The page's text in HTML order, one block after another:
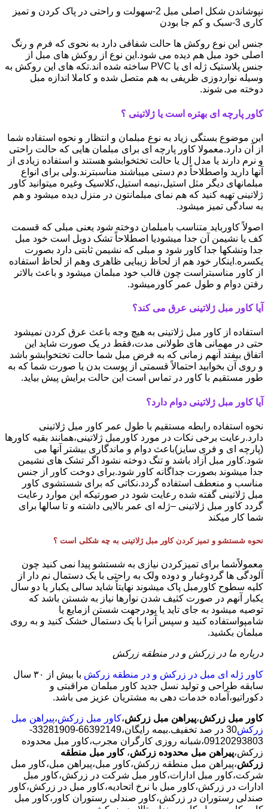
نپوشاندن شکل اصلی مبل 2-سهولت و راحتی در پاک کردن و تمیز
کاری 3-سبک و کم جا بودن
جنس این نوع روکش ها حالت شفافی دارد به نحوی که فرم و رنگ
اصلی خود مبل هم دیده می شود.این نوع از روکش های مبل از
جنس پلاستیک ژله ای یا PVC ساخته شده اند.تکه های این روکش به
وسیله نواردوزی ظریفی به هم متصل شده و کاملا اندازه مبل
دوخته می شوند.
کاور پارچه ای بهتره است یا ژلاتینی ؟
این موضوع بستگی زیاد به نوع مبلمان و انتظار و نحوه استفاده شما
از آن دارد.معمولا کاور پارچه ای برای مبلمان هایی که حالت راحتی
و نرم دارند یا مدل ال یا حالت تختخوابشو هستند و استفاده زیادی از
آنها دارید واصطلاحاً دم دستی میباشند مناسبترند.ولی برای انواع
مبلمانهای دیگر مثل استیل،نیمه استیل،کلاسیک وغیره میتوانید کاور
ژلاتینی تهیه کنید که هم نمای مبلمانتون در منزل دیده میشود و هم
به سادگی تمیز میشود.
اصولاً کاورباید متناسب بامبلمان دوخته شود یعنی مبلی که قسمت
کف یا نشیمن آن جدا میشودیا اصطلاحاً تشک دوبل است خود مبل
جدا وتشکها جدا کاور شود و مبلی که نشیمن ثابتی دارد بصورت
یکسره.اینکار خود هم از لحاظ زیبایی ظاهری وهم از لحاظ استفاده
از کاور مناسبتراست چون قالب خود مبلمان میشود و باعث بالاتر
رفتن دوام و طول عمر کاورمیشود.
آیا کاور مبل ژلاتینی عرق می کند؟
استفاده از کاور مبل ژلاتینی به هیچ وجه باعث عرق کردن نمیشود
حتی در مهمانی های طولانی مدت،فقط در یک صورت شاید این
اتفاق بیفتد آنهم زمانی که به فرض مبل شما حالت تختخوابشو باشد
و روی آن بخوابید احتمالاً قسمتی از پوست بدن یا صورت شما که به
طور مستقیم با کاور در تماس است این حالت برایش پیش بیاید.
آیا کاور مبل ژلاتینی دوام دارد؟
نحوه استفاده رابطه مستقیم با طول عمر کاور مبل ژلاتینی
دارد.رعایت برخی نکات در مورد کاورمبل ژلاتینی،همانند بقیه کاورها
(پارچه ای و فری سایز)باعث دوام و ماندگاری بیشتر آنها می
شود.کاور مبل آزاد باشد و تنگ دوخته نشود اگر تشک های نشیمن
جدا میشوند بصورت جداگانه کاور شود.برای دوخت کاور از جنس
مناسب و منعطف استفاده گردد.نکاتی که برای شستشوی کاور
مبل ژلاتینی گفته شده رعایت شود در صورتیکه این موارد رعایت
گردد کاور مبل ژلاتینی –ژله ای عمر بالایی داشته و تا سالها برای
شما کار میکند
نحوه شستشو و تمیز کردن کاور مبل ژلاتینی به چه شکلی است ؟
معمولاًشما برای تمیزکردن نیازی به شستشو پیدا نمی کنید چون
آلودگی ها گردوغبار و دوده ولک به راحتی با یک دستمال نم دار از
کلیه سطوح کاورمبل پاک میشوند نهایتاً شاید سالی یکبار یا دو سال
یکبار آنهم در صورت کثیف شدن نوارها نیاز به شستن باشد که
توصیه میشود به جای تاید یا پودرجهت شستن ازمایع یا
شامپواستفاده کنید و سپس آنرا با یک دستمال خشک کنید و به روی
مبلمان بکشید.
درباره ما در زرکش و در منطقه زرکش
کاور ژله ای مبل در زرکش و در منطقه زرکش
با بیش از ٣٠ سال
سابقه طراحی و تولید نسل جدید کاور مبلمان مراقبتی و
دکوراتیو،آماده خدمات دهی به مشتریان عزیز می باشد.
کاور مبل زرکش،پیراهن مبل زرکش،کاور مبل زرکش،پیراهن مبل
زرکش
30 در صد تخفیف.بیمه رایگان،66392149-33281909-
09120293803،شبانه روزی کارگران مجرب،کاور مبل محدوده
زرکش،پیراهن مبل محدوده زرکش، کاور مبل منطقه
زرکش،پیراهن مبل منطقه زرکش،کاور مبل،پیراهن مبل،کاور مبل
شرکت،کاور مبل ادارات،کاور مبل شرکت در زرکش،کاور مبل
ادارات در زرکش،کاور مبل با نرخ اتحادیه،کاور مبل در زرکش،کاور
صندلی رستوران در زرکش،کاور صندلی رستوران کاور،کاور مبل